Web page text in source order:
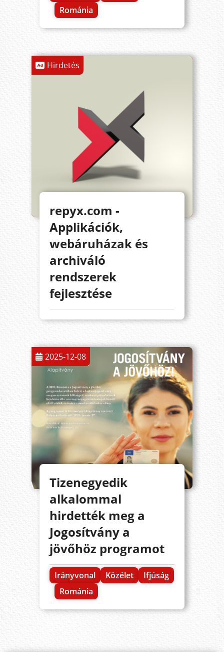
Románia
Hirdetés
repyx.com -
Applikációk,
webáruházak és
archiváló
rendszerek
fejlesztése
2025-12-08
Tizenegyedik
alkalommal
hirdették meg a
Jogosítvány a
jövőhöz programot
Irányvonal Közélet
Ifjúság
Románia